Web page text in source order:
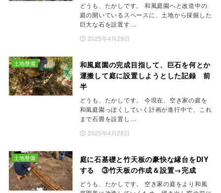
どうも、たかしです。 和風庭園へと改造中の
庭の開いているスペースに、土地から採掘した
巨大な石を設置す…
2025年4月29日
和風庭園の完成目指して、巨石を何とか
運搬して庭に設置しようとした記録 前
半
どうも、たかしです。 今現在、空き家の庭を
和風庭園っぽくしていく計画が進行中で、これ
まで石畳を設置し…
2025年4月28日
土地整備
庭に石基礎と竹天板の豪快な縁台をDIY
する ③竹天板の作成＆設置→完成
どうも、たかしです。 空き家の庭をより和風
土地整備